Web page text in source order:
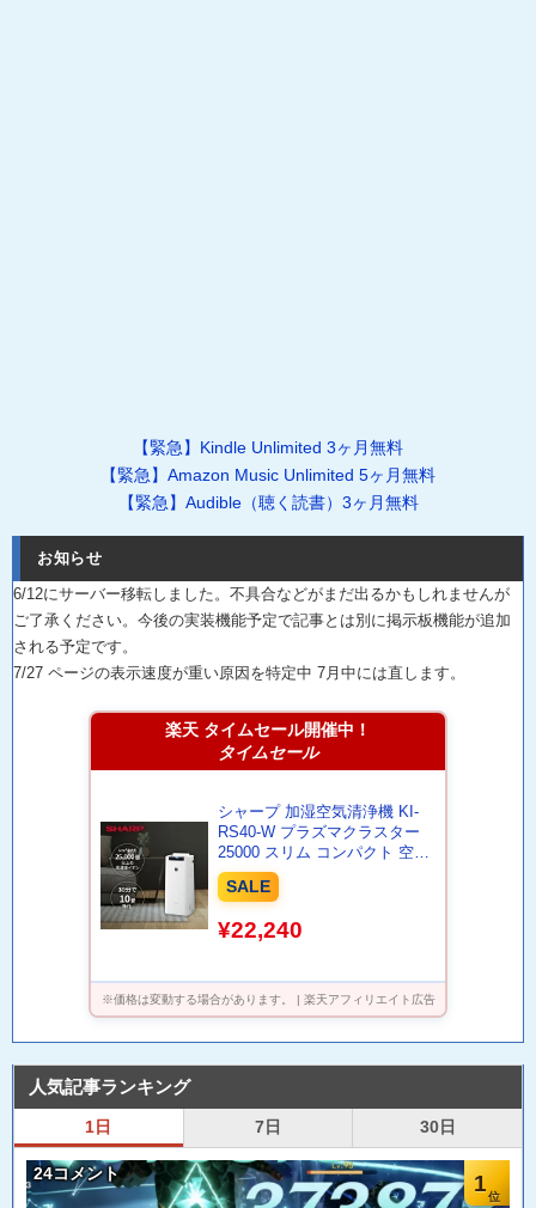
【緊急】Kindle Unlimited 3ヶ月無料
【緊急】Amazon Music Unlimited 5ヶ月無料
【緊急】Audible（聴く読書）3ヶ月無料
お知らせ
6/12にサーバー移転しました。不具合などがまだ出るかもしれませんが
ご了承ください。今後の実装機能予定で記事とは別に掲示板機能が追加
される予定です。
7/27 ページの表示速度が重い原因を特定中 7月中には直します。
楽天 タイムセール開催中！
タイムセール
シャープ 加湿空気清浄機 KI-
RS40-W プラズマクラスター
25000 スリム コンパクト 空気
清浄~18畳 / 加湿~12畳 花粉 消
臭 PM2.5 ウイルス スピード循
SALE
¥22,240
※価格は変動する場合があります。 | 楽天アフィリエイト広告
人気記事ランキング
1日 7日 30日
1
24コメント